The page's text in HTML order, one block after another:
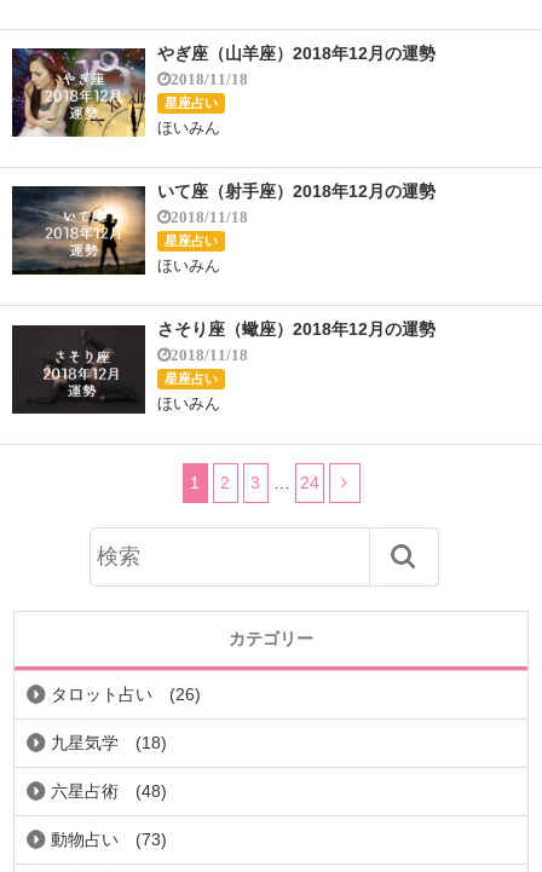
やぎ座（山羊座）2018年12月の運勢
2018/11/18
星座占い
ほいみん
いて座（射手座）2018年12月の運勢
2018/11/18
星座占い
ほいみん
さそり座（蠍座）2018年12月の運勢
2018/11/18
星座占い
ほいみん
1 2 3 24
カテゴリー
タロット占い (26)
九星気学 (18)
六星占術 (48)
動物占い (73)